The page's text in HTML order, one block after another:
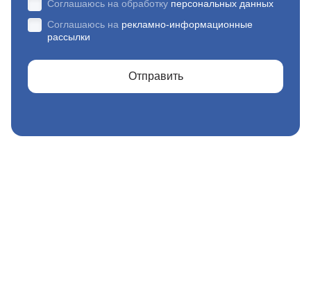
Соглашаюсь на обработку персональных данных
Соглашаюсь на рекламно-информационные
рассылки
Отправить